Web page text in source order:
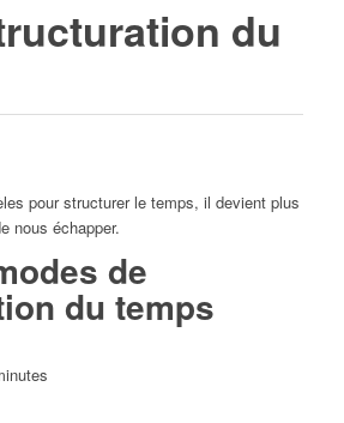
du
pour structurer le temps, il devient plus
nous échapper.
de
du temps